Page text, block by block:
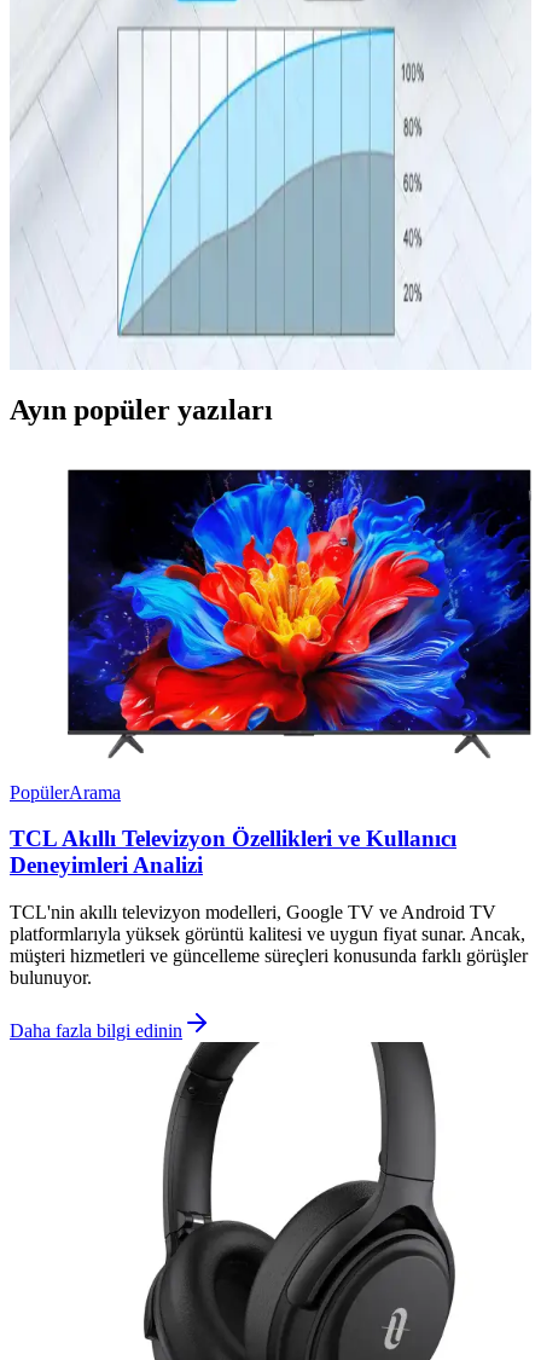
Beyaz iPhone 14 128 GB: Şık Tasarım ve Güncel
Kullanım Deneyimleri
Beyaz iPhone 14 128 GB, şık tasarımı ve yüksek depolama
kapasitesiyle dikkat çeker. Güncel özellikleri ve kullanıcı
deneyimleriyle, teknolojiyi yakından takip edenler için ideal bir
seçenek sunar.
iPhone 15 Pro Max için En Uygun Şarj Kablosu
Seçimi ve Karşılaştırma Rehberi
iPhone 15 Pro Max için uygun şarj kablosu seçerken uyumluluk,
malzeme kalitesi ve şarj hızı önemli. Orijinal veya sertifikalı kablolar
güvenlik ve performansı artırır.
Ayın popüler yazıları
PopülerArama
TCL Akıllı Televizyon Özellikleri ve Kullanıcı
Deneyimleri Analizi
TCL'nin akıllı televizyon modelleri, Google TV ve Android TV
platformlarıyla yüksek görüntü kalitesi ve uygun fiyat sunar. Ancak,
müşteri hizmetleri ve güncelleme süreçleri konusunda farklı görüşler
bulunuyor.
Daha fazla bilgi edinin